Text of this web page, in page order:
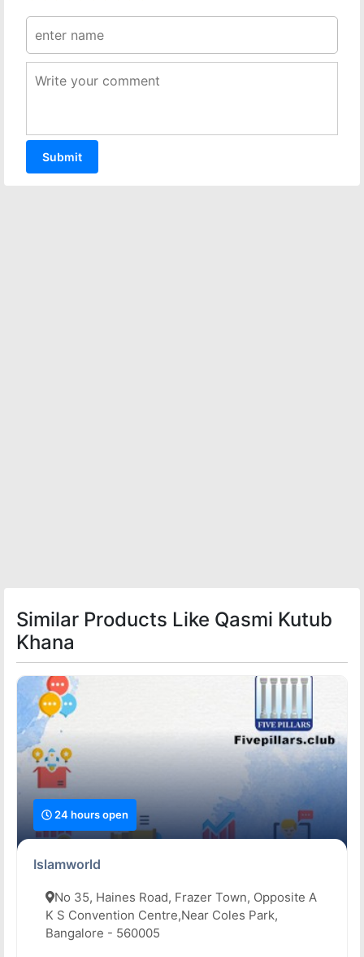
Similar Products Like Qasmi Kutub
Khana
24 hours open
Islamworld
No 35, Haines Road, Frazer Town, Opposite A
K S Convention Centre,Near Coles Park,
Bangalore - 560005